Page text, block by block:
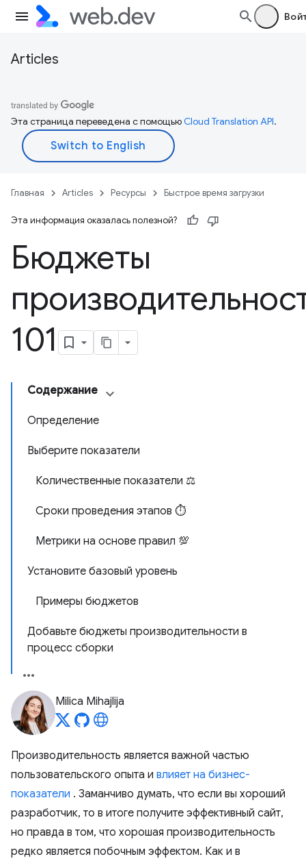
Articles
Эта страница переведена с помощьюCloud Translation API.
Главная Articles Ресурсы Быстрое время загрузки
Эта информация оказалась полезной?
Бюджеты
101
Содержание
Определение
Выберите показатели
Количественные показатели ⚖️
Сроки проведения этапов ⏱️
Метрики на основе правил 💯
Установите базовый уровень
Примеры бюджетов
Добавьте бюджеты производительности в
процесс сборки
Milica Mihajlija
Производительность является важной частью
пользовательского опыта и влияет на бизнес-
показатели . Заманчиво думать, что если вы хороший
разработчик, то в итоге получите эффективный сайт,
но правда в том, что хорошая производительность
редко является побочным эффектом. Как и в